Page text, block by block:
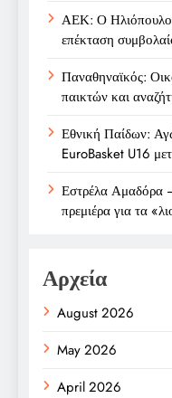
ΑΕΚ: Ο Ηλιόπουλος
επέκταση
Παναθηναϊκός:
παικτών και
Εθνική Παίδων:
EuroBasket U16
Εστρέλα Αμαδόρα
πρεμιέρα για τα
Αρχεία
August 2026
May 2026
April 2026